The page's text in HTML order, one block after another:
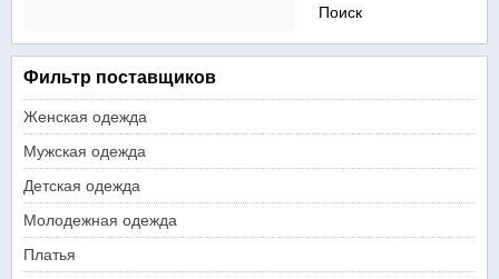
Найти:
Фильтр поставщиков
Женская одежда
Мужская одежда
Детская одежда
Молодежная одежда
Платья